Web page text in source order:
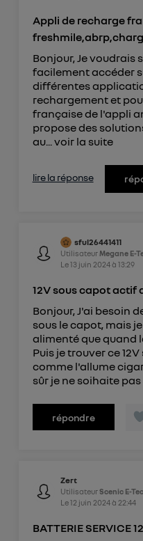
Appli de recharge
Bonjour, Je voudrais
facilement accéder
différentes
rechargement et
française de l'appli
propose des
au... voir la suite
lire la réponse
sful26441411
Utilisateur Megane E-
Le13 juin 2024à 13:29
12V sous capot actif
Bonjour, J'ai besoin
sous le capot, mais
alimenté que quand
Puis je trouver ce
comme l'allume
sûr je ne soihaite pas
répondre
Zert
UtilisateurScenic E-
Le12 juin 2024à 22:44
BATTERIE SERVICE